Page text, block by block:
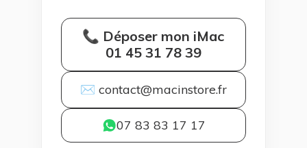
📞 Déposer mon iMac
01 45 31 78 39
✉ contact@macinstore.fr
07 83 83 17 17